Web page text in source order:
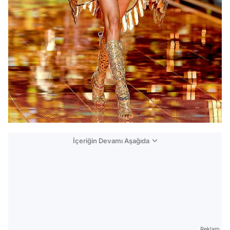
İçeriğin Devamı Aşağıda